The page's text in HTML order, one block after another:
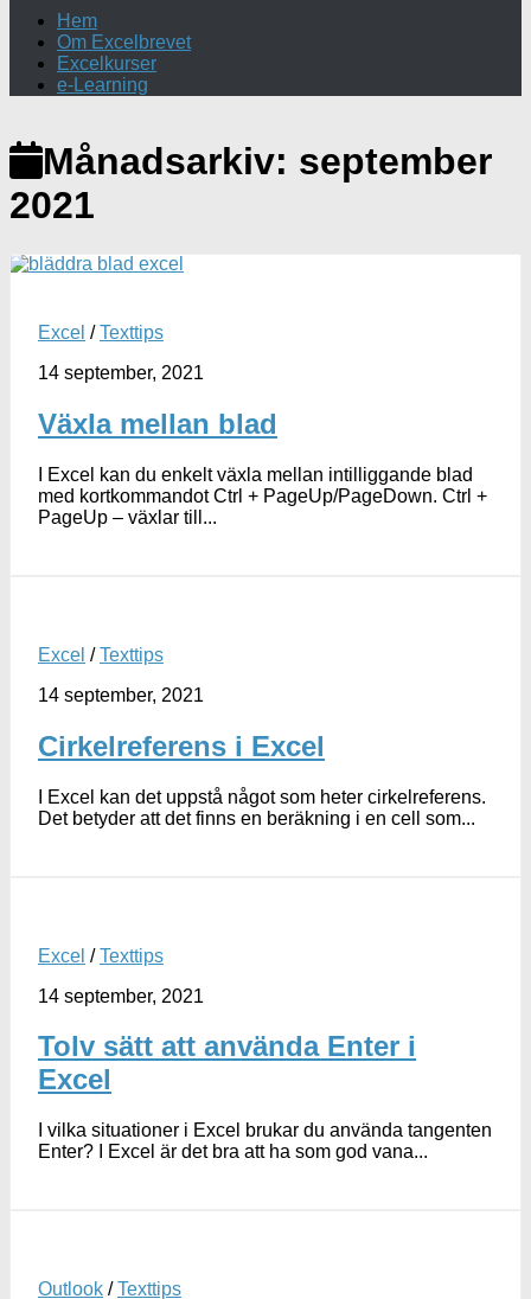
Hem
Om Excelbrevet
Excelkurser
e-Learning
Månadsarkiv: september
2021
Excel /Texttips
14 september, 2021
Växla mellan blad
I Excel kan du enkelt växla mellan intilliggande blad
med kortkommandot Ctrl + PageUp/PageDown. Ctrl +
PageUp – växlar till...
Excel /Texttips
14 september, 2021
Cirkelreferens i Excel
I Excel kan det uppstå något som heter cirkelreferens.
Det betyder att det finns en beräkning i en cell som...
Excel /Texttips
14 september, 2021
Tolv sätt att använda Enter i
Excel
I vilka situationer i Excel brukar du använda tangenten
Enter? I Excel är det bra att ha som god vana...
Outlook /Texttips